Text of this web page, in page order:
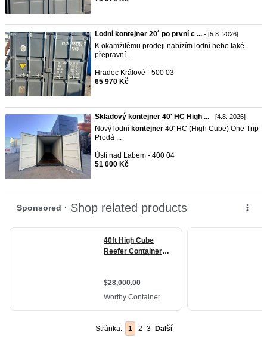
Lodní kontejner 20´ po první c ... - [5.8. 2026]
K okamžitému prodeji nabízím lodní nebo také
přepravní ...
Hradec Králové - 500 03
65 970 Kč
Skladový kontejner 40' HC High ... - [4.8. 2026]
Nový lodní kontejner 40' HC (High Cube) One Trip
Prodá ...
Ústí nad Labem - 400 04
51 000 Kč
Stránka: 1 2 3 Další